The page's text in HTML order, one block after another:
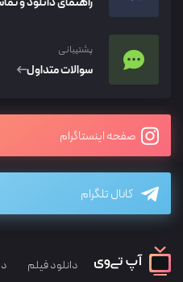
پشتیبانی
سوالات متداول
صفحه اینستاگرام
کانال تلگرام
دانلود فیلم